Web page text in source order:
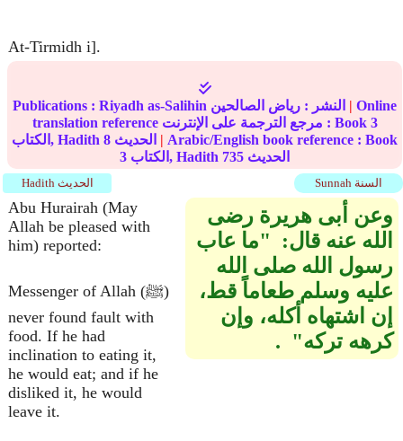
At-Tirmidh i].
Publications : Riyadh as-Salihin النشر : رياض الصالحين | Online
translation reference مرجع الترجمة على الإنترنت : Book 3
الكتاب, Hadith 8 | Arabic/English book reference : Book
3
الكتاب, Hadith 735 الحديث
Sunnah السنة Hadith الحديث
Abu Hurairah (May
Allah be pleased with
him) reported:
Messenger of Allah (ﷺ)
never found fault with
food. If he had
inclination to eating it,
he would eat; and if he
disliked it, he would
leave it.
وعن أبى هريرة رضى
الله عنه قال‏:‏ ‏ "‏ما عاب
رسول الله صلى الله
عليه وسلم طعاماً قط،
إن اشتهاه أكله، وإن
كرهه تركه‏"‏ ‏ ‏.‏